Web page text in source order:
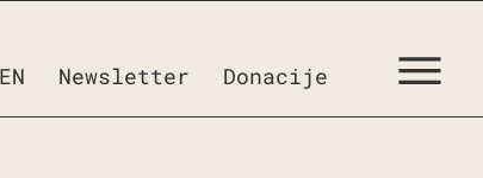
EN Newsletter Donacije